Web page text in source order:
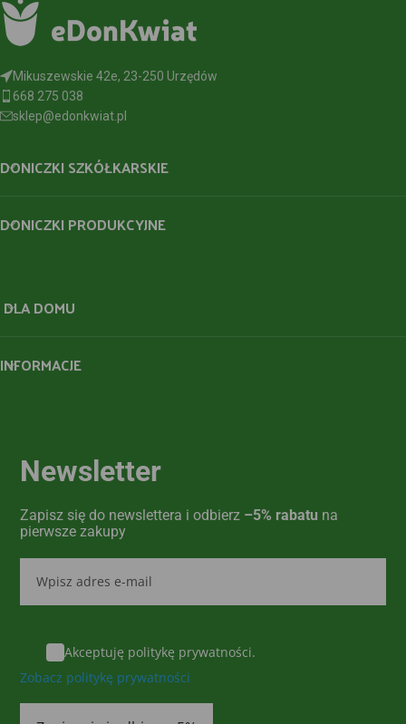
Mikuszewskie 42e, 23-250 Urzędów
668 275 038
sklep@edonkwiat.pl
DONICZKI SZKÓŁKARSKIE
DONICZKI PRODUKCYJNE
DLA DOMU
INFORMACJE
Newsletter
Zapisz się do newslettera i odbierz –5% rabatu na
pierwsze zakupy
Akceptuję politykę prywatności.
Zobacz politykę prywatności